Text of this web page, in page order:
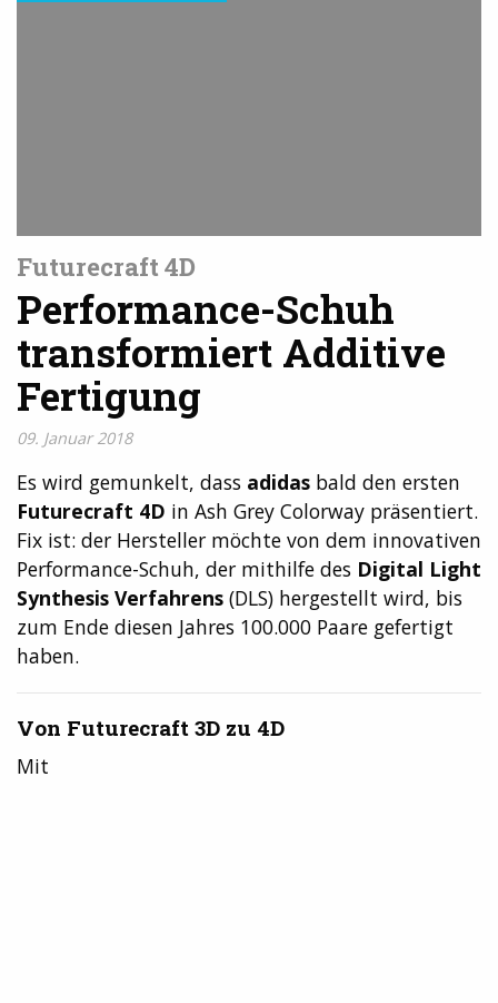
Futurecraft 4D
Performance-Schuh
transformiert Additive
Fertigung
09. Januar 2018
Es wird gemunkelt, dass adidas bald den ersten
Futurecraft 4D in Ash Grey Colorway präsentiert.
Fix ist: der Hersteller möchte von dem innovativen
Performance-Schuh, der mithilfe des Digital Light
Synthesis Verfahrens (DLS) hergestellt wird, bis
zum Ende diesen Jahres 100.000 Paare gefertigt
haben.
Von Futurecraft 3D zu 4D
Mit